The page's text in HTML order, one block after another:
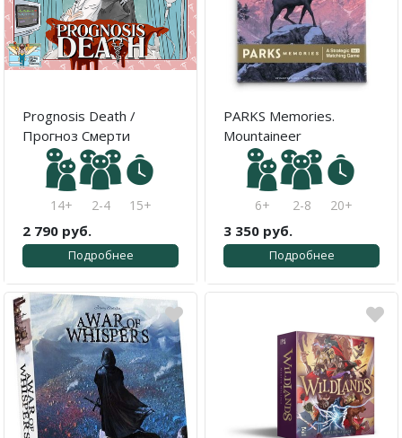
Prognosis Death /
Прогноз Смерти
14+ 2-4 15+
2 790 руб.
Подробнее
PARKS Memories.
Mountaineer
6+ 2-8 20+
3 350 руб.
Подробнее